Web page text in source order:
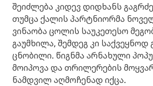
შეიძლება კიდევ დიდხანს
თუმცა ქალის პარტნიორმა
ვინაობა ცოლის საუკეთესო
გაუმხილა, შემდეგ კი საქვეყნოდ
ცნობილი. წიგნმა არნახული
მოიპოვა და თრილერების
ნამდვილ აღმოჩენად იქცა.